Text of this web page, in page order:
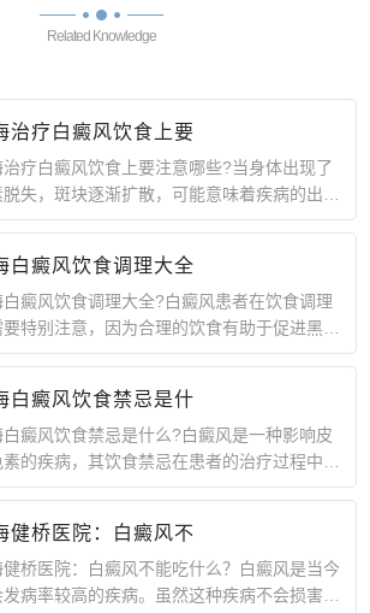
Related Knowledge
治疗白癜风饮食上要
治疗白癜风饮食上要注意哪些?当身体出现了
脱失，斑块逐渐扩散，可能意味着疾病的出
这种皮肤病被称
白癜风饮食调理大全
白癜风饮食调理大全?白癜风患者在饮食调理
要特别注意，因为合理的饮食有助于促进黑色
胞的生成，进
白癜风饮食禁忌是什
白癜风饮食禁忌是什么?白癜风是一种影响皮
素的疾病，其饮食禁忌在患者的治疗过程中起
要的作用。合
健桥医院：白癜风不
健桥医院：白癜风不能吃什么？白癜风是当今
病率较高的疾病。虽然这种疾病不会损害人